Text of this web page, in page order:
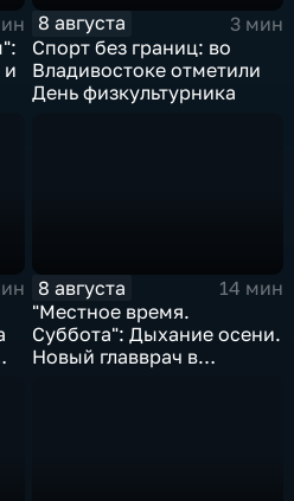
и
8 августа
3 мин
Спорт без границ: во
Владивостоке отметили
День физкультурника
8 августа
14 мин
"Местное время.
Суббота": Дыхание осени.
Новый главврач в